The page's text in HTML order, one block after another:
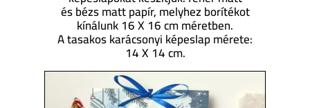
és bézs matt papír, melyhez borítékot
kínálunk 16 X 16 cm méretben.
A tasakos karácsonyi képeslap mérete:
14 X 14 cm.